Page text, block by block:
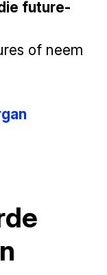
future-
of neem
Wat je
trek je